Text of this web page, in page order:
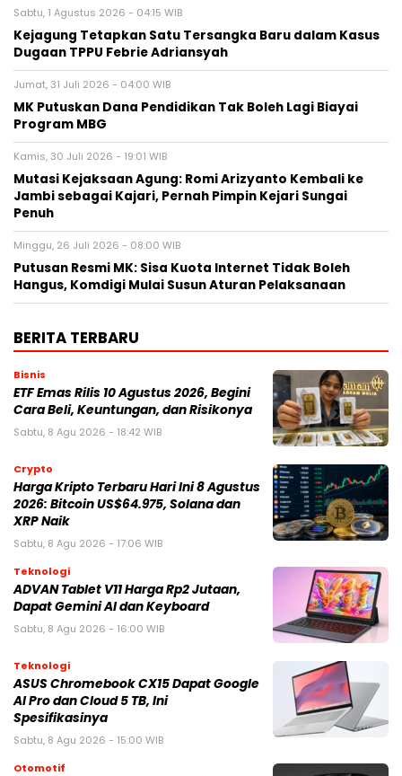
Sabtu, 1 Agustus 2026 - 04:15 WIB
Kejagung Tetapkan Satu Tersangka Baru dalam Kasus
Dugaan TPPU Febrie Adriansyah
Jumat, 31 Juli 2026 - 04:00 WIB
MK Putuskan Dana Pendidikan Tak Boleh Lagi Biayai
Program MBG
Kamis, 30 Juli 2026 - 19:01 WIB
Mutasi Kejaksaan Agung: Romi Arizyanto Kembali ke
Jambi sebagai Kajari, Pernah Pimpin Kejari Sungai
Penuh
Minggu, 26 Juli 2026 - 08:00 WIB
Putusan Resmi MK: Sisa Kuota Internet Tidak Boleh
Hangus, Komdigi Mulai Susun Aturan Pelaksanaan
BERITA TERBARU
Bisnis
ETF Emas Rilis 10 Agustus 2026, Begini
Cara Beli, Keuntungan, dan Risikonya
Sabtu, 8 Agu 2026 - 18:42 WIB
Crypto
Harga Kripto Terbaru Hari Ini 8 Agustus
2026: Bitcoin US$64.975, Solana dan
XRP Naik
Sabtu, 8 Agu 2026 - 17:06 WIB
Teknologi
ADVAN Tablet V11 Harga Rp2 Jutaan,
Dapat Gemini AI dan Keyboard
Sabtu, 8 Agu 2026 - 16:00 WIB
Teknologi
ASUS Chromebook CX15 Dapat Google
AI Pro dan Cloud 5 TB, Ini
Spesifikasinya
Sabtu, 8 Agu 2026 - 15:00 WIB
Otomotif